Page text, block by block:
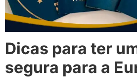
Dicas para ter
segura para a